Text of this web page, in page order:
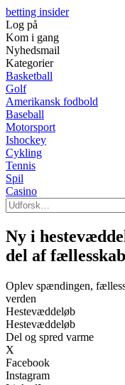
betting insider
Log på
Kom i gang
Nyhedsmail
Kategorier
Basketball
Golf
Amerikansk fodbold
Baseball
Motorsport
Ishockey
Cykling
Tennis
Spil
Casino
Ny i
del af
Oplev spændingen,
verden
Hestevæddeløb
Hestevæddeløb
Del og spred varme
X
Facebook
Instagram